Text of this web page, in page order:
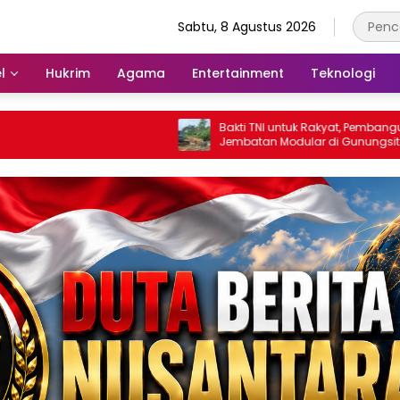
Sabtu, 8 Agustus 2026
Hukrim Agama Entertainment Teknologi
Bakti TNI untuk Rakyat, Pembangunan
Jembatan Modular di Gunungsitoli
Masuki Tahap Pengecoran Abutmen